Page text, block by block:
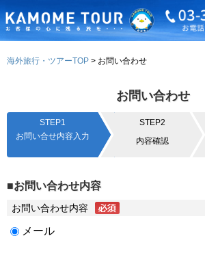
海外旅行・ツアーTOP お問い合わせ
お問い合わせ
STEP1
お問い合せ内容入力
STEP2
内容確認
■お問い合わせ内容
お問い合わせ内容
メール